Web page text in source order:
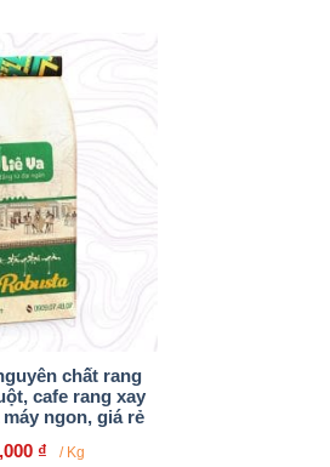
chất rang
cafe rang xay
ngon, giá rẻ
₫ / Kg